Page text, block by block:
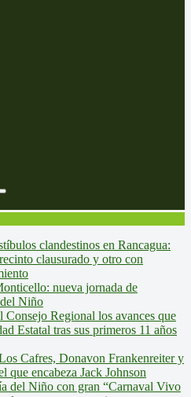
clandestinos en Rancagua:
clausurado y otro con
nueva jornada de
Niño
Regional los avances que
Estatal tras sus primeros 11 años
Cafres, Donavon Frankenreiter y
que encabeza Jack Johnson
del Niño con gran “Carnaval Vivo